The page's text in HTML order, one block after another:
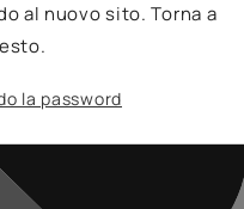
al nuovo sito. Torna a
la password